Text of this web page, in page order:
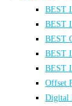
BEST
BEST
BEST
BEST
BEST
Offset